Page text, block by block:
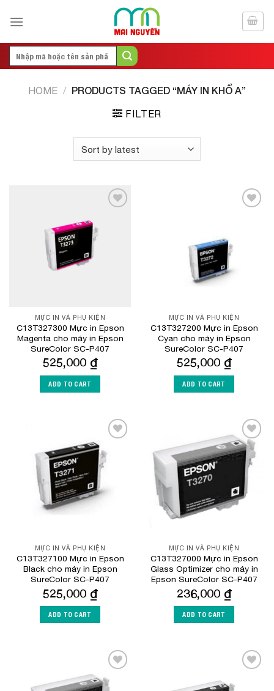
Search
HOME / PRODUCTS TAGGED “MÁY IN KHỔ A”
FILTER
MỰC IN VÀ PHỤ KIỆN
C13T327300 Mực in Epson
Magenta cho máy in Epson
SureColor SC-P407
525,000 ₫
ADD TO CART
MỰC IN VÀ PHỤ KIỆN
C13T327200 Mực in Epson
Cyan cho máy in Epson
SureColor SC-P407
525,000 ₫
ADD TO CART
Wishlist
MỰC IN VÀ PHỤ KIỆN
C13T327100 Mực in Epson
Black cho máy in Epson
SureColor SC-P407
525,000 ₫
ADD TO CART
Add to
Wishlist
MỰC IN VÀ PHỤ KIỆN
C13T327000 Mực in Epson
Glass Optimizer cho máy in
Epson SureColor SC-P407
236,000 ₫
ADD TO CART
Add to
Wishlist
Wishlist